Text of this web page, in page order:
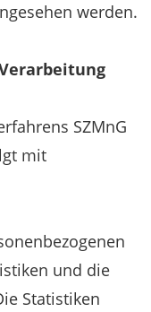
werden.
SZMnG
mit
und die
Statistiken